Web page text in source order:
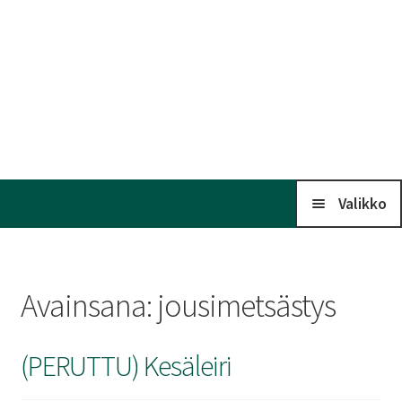
Valikko
Kalenteri
Liitto
Avainsana: jousimetsästys
(PERUTTU) Kesäleiri